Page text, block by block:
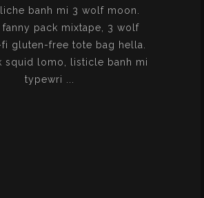
banh mi 3 wolf moon.
fanny pack mixtape, 3 wolf
gluten-free tote bag hella.
squid lomo, listicle banh mi
typewri